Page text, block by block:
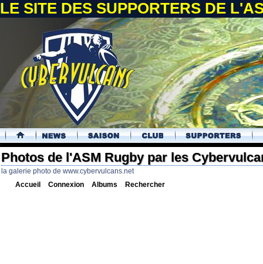
LE SITE DES SUPPORTERS DE
.
Photos de l'ASM Rugby par les
la galerie photo de www.cybervulcans.net
Accueil Connexion Albums Rechercher